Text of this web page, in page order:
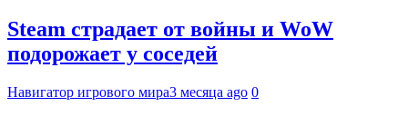
Steam страдает от войны и WoW
подорожает у соседей
Навигатор игрового мира3 месяца ago 0